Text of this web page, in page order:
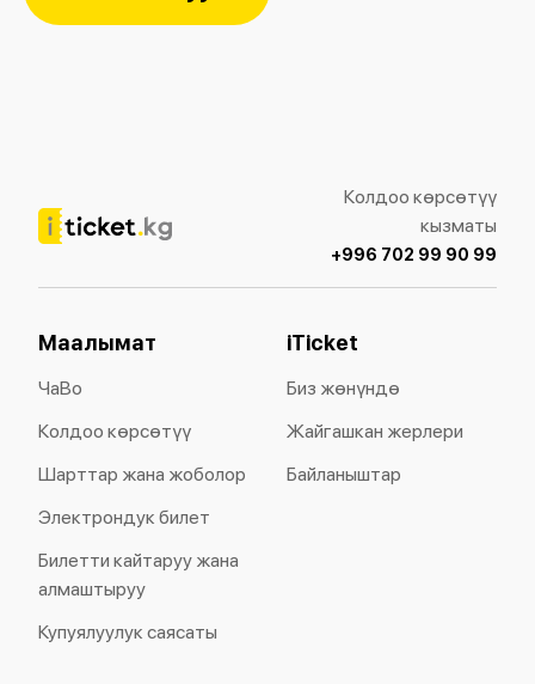
Колдоо көрсөтүү
кызматы
+996 702 99 90 99
Маалымат
ЧаВо
Колдоо көрсөтүү
Шарттар жана жоболор
Электрондук билет
Билетти кайтаруу жана
алмаштыруу
Купуялуулук саясаты
iTicket
Биз жөнүндө
Жайгашкан жерлери
Байланыштар